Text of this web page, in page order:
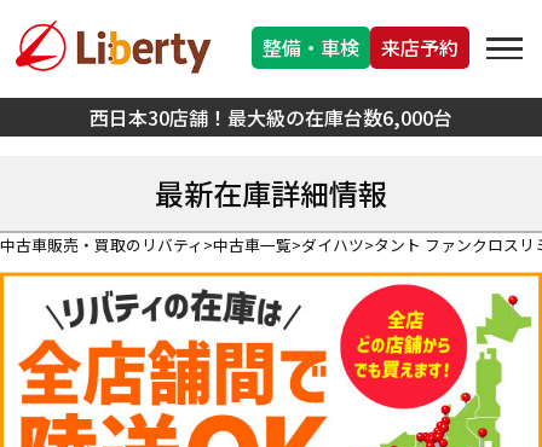
西日本30店舗！最大級の在庫台数6,000台
整備・車検 来店予約
最新在庫詳細情報
中古車販売・買取のリバティ 中古車一覧 ダイハツ タント ファンクロスリ